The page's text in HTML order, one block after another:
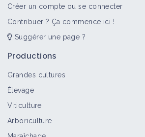
Créer un compte ou se connecter
Contribuer ? Ça commence ici !
Suggérer une page ?
Productions
Grandes cultures
Élevage
Viticulture
Arboriculture